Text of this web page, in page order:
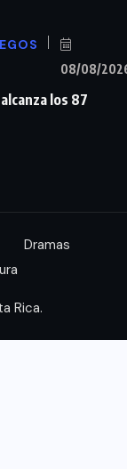
08/08/
los 87
Dramas
Rica.